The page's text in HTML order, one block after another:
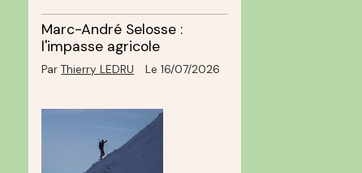
Marc-André Selosse :
l'impasse agricole
ParThierry LEDRU Le 16/07/2026